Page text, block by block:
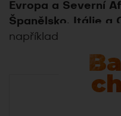
Evropa a Severní
Španělsko, Itálie a
například významní